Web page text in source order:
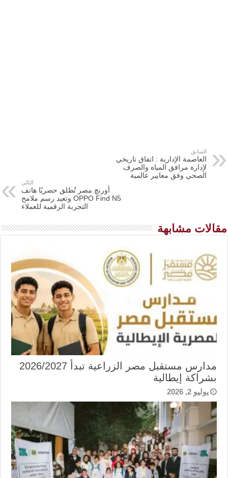
السابق
العاصمة الإدارية : اتفاق تاريخي
لإدارة مرافق المياه والصرف
الصحي وفق معايير عالمية
التالي
أورنچ مصر تُطلق حصريًا هاتف
OPPO Find N5 وتعيد رسم ملامح
التجربة الرقمية للعملاء
مقالات مشابهة
مدارس مستقبل مصر الزراعية تبدأ 2026/2027
بشراكة إيطالية
يوليو 2, 2026